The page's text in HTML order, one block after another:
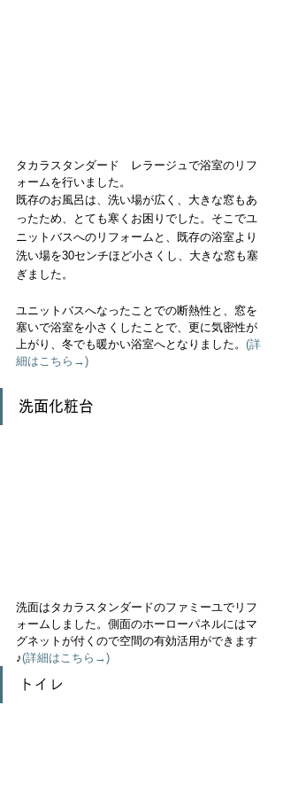
タカラスタンダード　レラージュで浴室のリフ
ォームを行いました。
既存のお風呂は、洗い場が広く、大きな窓もあ
ったため、とても寒くお困りでした。そこでユ
ニットバスへのリフォームと、既存の浴室より
洗い場を30センチほど小さくし、大きな窓も塞
ぎました。
ユニットバスへなったことでの断熱性と、窓を
塞いで浴室を小さくしたことで、更に気密性が
上がり、冬でも暖かい浴室へとなりました。 (詳
細はこちら→)
洗面化粧台
洗面はタカラスタンダードのファミーユでリフ
ォームしました。側面のホーローパネルにはマ
グネットが付くので空間の有効活用ができます
♪(詳細はこちら→)
トイレ